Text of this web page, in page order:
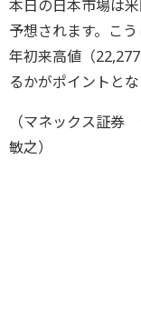
本日の日本市場は
予想されます。こ
年初来高値（
るかがポイントとな
（マネックス証券
敏之）